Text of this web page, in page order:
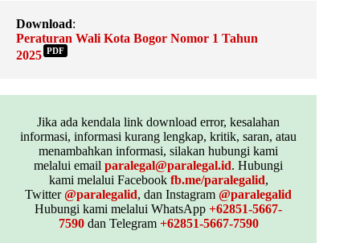
Download:
Peraturan Wali Kota Bogor Nomor 1 Tahun
2025 PDF
Jika ada kendala link download error, kesalahan
informasi, informasi kurang lengkap, kritik, saran, atau
menambahkan informasi, silakan hubungi kami
melalui emailparalegal@paralegal.id. Hubungi
kami melalui Facebook fb.me/paralegalid,
Twitter@paralegalid, dan Instagram@paralegalid
Hubungi kami melalui WhatsApp+62851-5667-
7590dan Telegram +62851-5667-7590